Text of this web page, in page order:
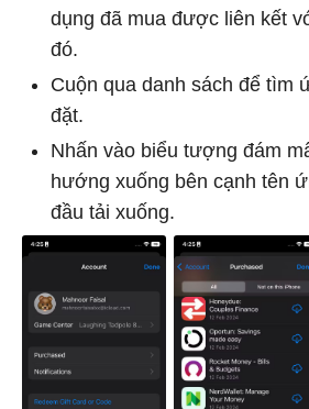
dụng đã mua được liên kết
đó.
Cuộn qua danh sách để tìm
đặt.
Nhấn vào biểu tượng đám
hướng xuống bên cạnh tên
đầu tải xuống.